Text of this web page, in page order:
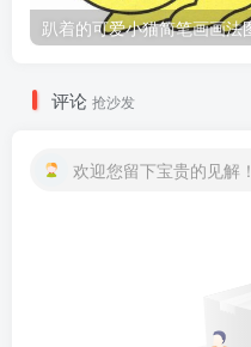
评论 抢沙发
欢迎您留下宝贵的见解！